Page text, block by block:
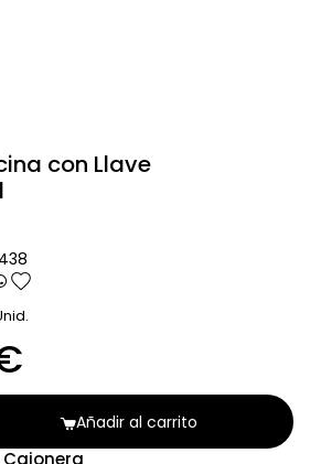
con Llave
favorite
Añadir al carrito